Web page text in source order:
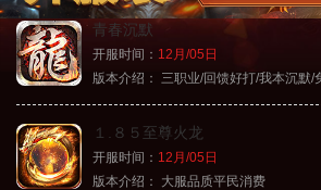
青春沉默
开服时间： 12月/05日
版本介绍：
三职业/回馈好打/我本沉默/
１.８５至尊火龙
开服时间： 12月/05日
版本介绍：
大服品质平民消费